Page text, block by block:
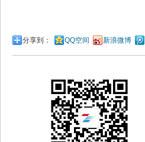
分享到： QQ空间 新浪微博